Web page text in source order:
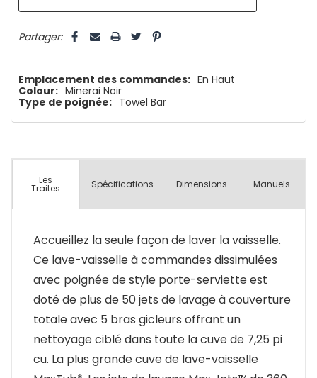
Partager:
Emplacement des commandes: En Haut
Colour: Minerai Noir
Type de poignée: Towel Bar
Les
Traites Spécifications Dimensions Manuels
Accueillez la seule façon de laver la vaisselle.
Ce lave-vaisselle à commandes dissimulées
avec poignée de style porte-serviette est
doté de plus de 50 jets de lavage à couverture
totale avec 5 bras gicleurs offrant un
nettoyage ciblé dans toute la cuve de 7,25 pi
cu. La plus grande cuve de lave-vaisselle